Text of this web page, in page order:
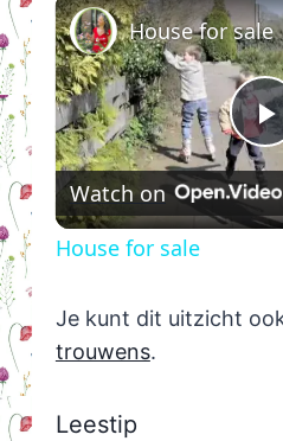
House for sale
Watch on
House for sale
Je kunt dit uitzicht
trouwens.
Leestip